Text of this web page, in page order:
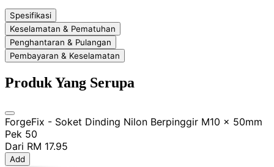
Spesifikasi
Keselamatan & Pematuhan
Penghantaran & Pulangan
Pembayaran & Keselamatan
Produk Yang Serupa
ForgeFix - Soket Dinding Nilon Berpinggir M10 x 50mm
Pek 50
Dari RM 17.95
Add